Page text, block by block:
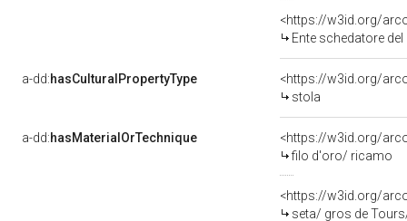
<https://w3id.org/
Ente schedatore
a-dd:hasCulturalPropertyType
<https://w3id.org/
stola
a-dd:hasMaterialOrTechnique
<https://w3id.org/
filo d'oro/ ricamo
<https://w3id.org/
seta/ gros de